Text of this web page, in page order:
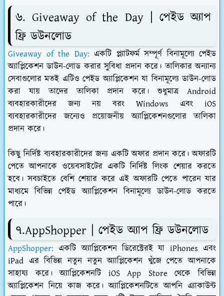
৬. Giveaway of the Day | পেইড অ্যাপ
ফ্রি ডউনলোড
Giveaway of the Day: একটি প্ল্যাটফর্ম সম্পূর্ণ বিনামূল্যে পেইড
অ্যাপ্লিকেশন ডাউন-লোড করার সুবিধা প্রদান করে। তালিকার অন্যান্য
সেবাগুলোর মতই এটিও পেইড অ্যাপ্লিকেশন যা বিনামূল্যে ডাউন-লোড
করা যায় তাদের তালিকা প্রদান করে। শুধুমাত্র Android
ব্যবহারকারীদের জন্য নয় বরং Windows এবং iOS
ব্যবহারকারীদের জন্যেও প্রয়োজনীয় অ্যাপ্লিকেশনগুলোর তালিকা
প্রদান করে।
কিছু নির্দিষ্ট ব্যবহারকারীদের জন্য একটি অফার প্রদান করে। অফারটি
পেতে আপনাকে ওয়েবসাইটের একটি নির্দিষ্ট লিংক শেয়ার করতে
হবে। সবচাইতে বেশি শেয়ার করে এই অফারটি পেতে পারেন যার
মাধ্যমে বিভিন্ন পেইড অ্যাপ্লিকেশন বিনামূল্যে ডাউন-লোড করতে
পারে।
৭.AppShopper | পেইড অ্যাপ ফ্রি ডউনলোড
AppShopper: একটি অ্যাপ্লিকেশন ডিরেক্টেরই যা iPhones এবং
iPad এর বিভিন্ন নতুন নতুন অ্যাপ্লিকেশন খুঁজে পেতে আপনাকে
সাহায্য করে। অ্যাপ্লিকেশনটি iOS App Store থেকে বিভিন্ন
অ্যাপ্লিকেশন নিয়ে কাজ করে। অ্যাপ্লিকেশনটিতে আপনি এ্যাকাউন্ট